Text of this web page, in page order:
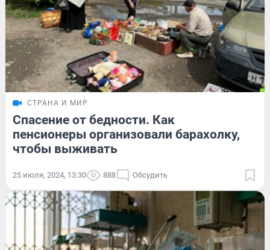
СТРАНА И МИР
Спасение от бедности. Как
пенсионеры организовали барахолку,
чтобы выживать
25 июля, 2024, 13:30 888 Обсудить